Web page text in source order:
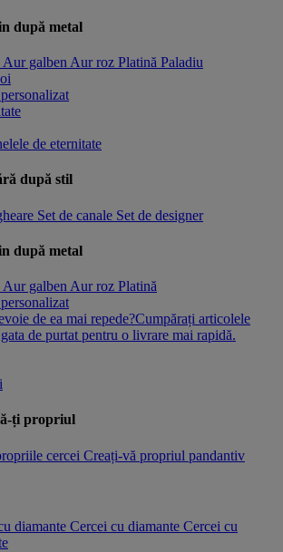
după metal
Aur galben Aur roz Platină Paladiu
de eternitate
după stil
Set de canale Set de designer
după metal
Aur galben Aur roz Platină
de ea mai repede?Cumpărați articolele
de purtat pentru o livrare mai rapidă.
ți propriul
cercei Creați-vă propriul pandantiv
diamante Cercei cu diamante Cercei cu